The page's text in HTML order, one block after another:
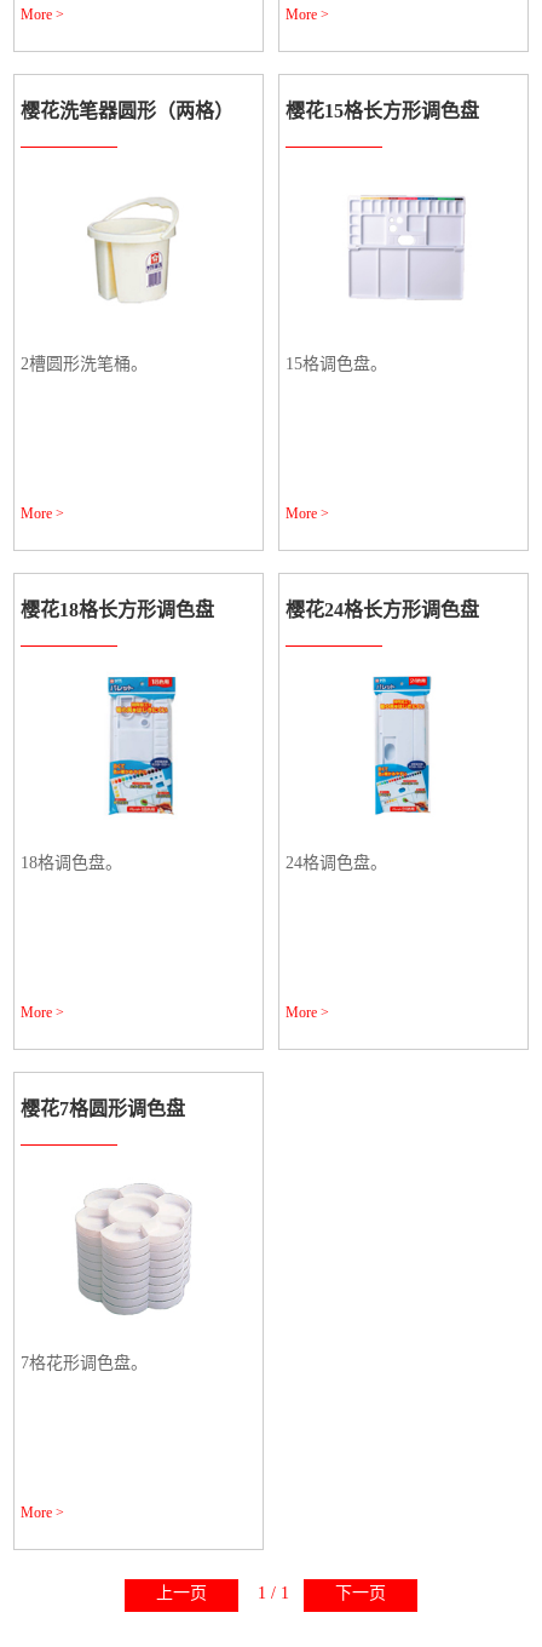
More > More >
樱花洗笔器圆形（两格）
2槽圆形洗笔桶。
More >
樱花15格长方形调色盘
15格调色盘。
More >
樱花18格长方形调色盘
18格调色盘。
More >
樱花24格长方形调色盘
24格调色盘。
More >
樱花7格圆形调色盘
7格花形调色盘。
More >
上一页 1 / 1 下一页